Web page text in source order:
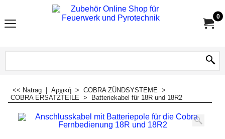
0
<< Natrag Αρχική > COBRA ZÜNDSYSTEME >
COBRA ERSATZTEILE > Batteriekabel für 18R und 18R2